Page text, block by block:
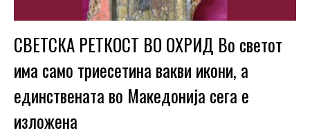
СВЕТСКА РЕТКОСТ ВО ОХРИД Во светот
има само триесетина вакви икони, а
единствената во Македонија сега е
изложена